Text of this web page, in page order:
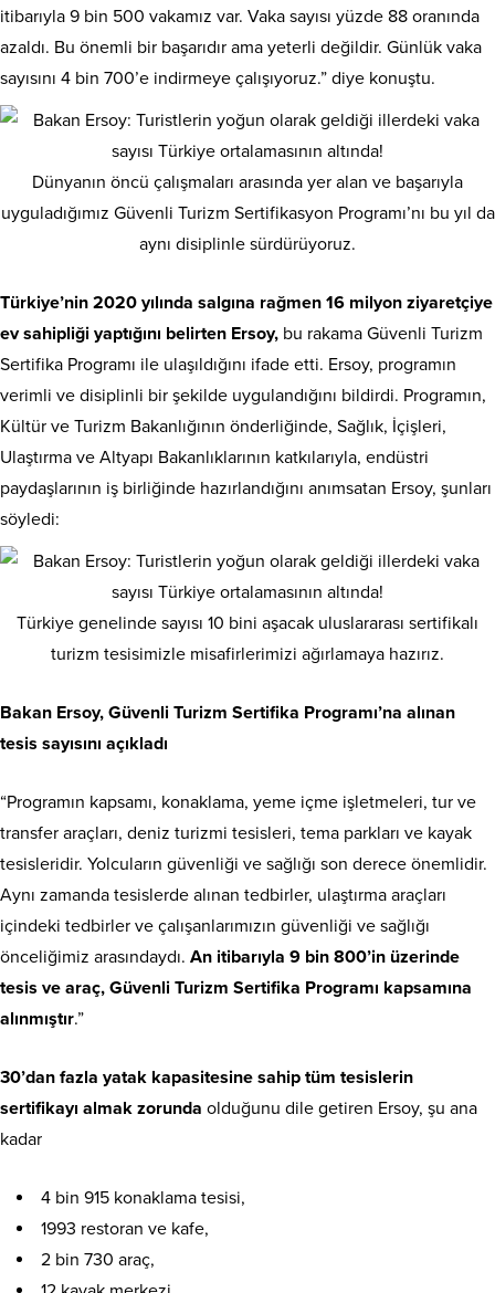
itibarıyla 9 bin 500 vakamız var. Vaka sayısı yüzde 88 oranında
azaldı. Bu önemli bir başarıdır ama yeterli değildir. Günlük vaka
sayısını 4 bin 700’e indirmeye çalışıyoruz.” diye konuştu.
Dünyanın öncü çalışmaları arasında yer alan ve başarıyla
uyguladığımız Güvenli Turizm Sertifikasyon Programı’nı bu yıl da
aynı disiplinle sürdürüyoruz.
Türkiye’nin 2020 yılında salgına rağmen 16 milyon ziyaretçiye
ev sahipliği yaptığını belirten Ersoy, bu rakama Güvenli Turizm
Sertifika Programı ile ulaşıldığını ifade etti. Ersoy, programın
verimli ve disiplinli bir şekilde uygulandığını bildirdi. Programın,
Kültür ve Turizm Bakanlığının önderliğinde, Sağlık, İçişleri,
Ulaştırma ve Altyapı Bakanlıklarının katkılarıyla, endüstri
paydaşlarının iş birliğinde hazırlandığını anımsatan Ersoy, şunları
söyledi:
Türkiye genelinde sayısı 10 bini aşacak uluslararası sertifikalı
turizm tesisimizle misafirlerimizi ağırlamaya hazırız.
Bakan Ersoy, Güvenli Turizm Sertifika Programı’na alınan
tesis sayısını açıkladı
“Programın kapsamı, konaklama, yeme içme işletmeleri, tur ve
transfer araçları, deniz turizmi tesisleri, tema parkları ve kayak
tesisleridir. Yolcuların güvenliği ve sağlığı son derece önemlidir.
Aynı zamanda tesislerde alınan tedbirler, ulaştırma araçları
içindeki tedbirler ve çalışanlarımızın güvenliği ve sağlığı
önceliğimiz arasındaydı. An itibarıyla 9 bin 800’in üzerinde
tesis ve araç, Güvenli Turizm Sertifika Programı kapsamına
alınmıştır.”
30’dan fazla yatak kapasitesine sahip tüm tesislerin
sertifikayı almak zorunda olduğunu dile getiren Ersoy, şu ana
kadar
4 bin 915 konaklama tesisi,
1993 restoran ve kafe,
2 bin 730 araç,